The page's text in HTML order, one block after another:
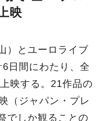
プニング作品は、
ランシスコ国際映
映画『孔雀』。家
ているトランスジ
祭をはじめ、サン